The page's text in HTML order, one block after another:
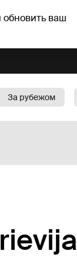
ваш
За рубежом